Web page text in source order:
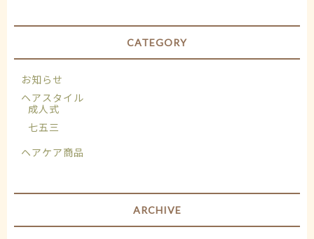
CATEGORY
お知らせ
ヘアスタイル
成人式
七五三
ヘアケア商品
ARCHIVE